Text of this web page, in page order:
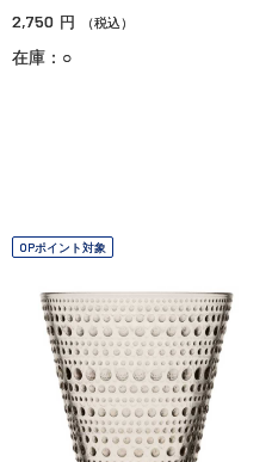
2,750 円 （税込）
在庫：○
OPポイント対象